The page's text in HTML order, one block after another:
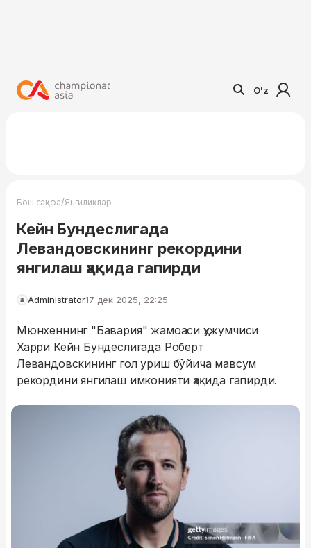
O'z
Бош саҳифа/Янгиликлар
Кейн Бундеслигада
Левандовскининг рекордини
янгилаш ҳақида гапирди
Administrator17 дек 2025, 22:25
Мюнхеннинг "Бавария" жамоаси ҳужумчиси
Харри Кейн Бундеслигада Роберт
Левандовскининг гол уриш бўйича мавсум
рекордини янгилаш имконияти ҳақида гапирди.